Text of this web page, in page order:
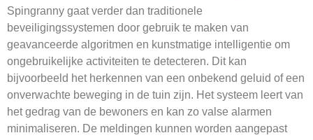
Spingranny gaat verder dan traditionele
beveiligingssystemen door gebruik te maken van
geavanceerde algoritmen en kunstmatige intelligentie om
ongebruikelijke activiteiten te detecteren. Dit kan
bijvoorbeeld het herkennen van een onbekend geluid of een
onverwachte beweging in de tuin zijn. Het systeem leert van
het gedrag van de bewoners en kan zo valse alarmen
minimaliseren. De meldingen kunnen worden aangepast